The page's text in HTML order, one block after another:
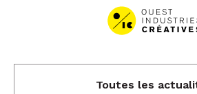
Aller au menu
Aller au contenu
Toutes les